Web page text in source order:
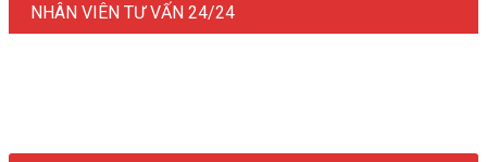
NHÂN VIÊN TƯ VẤN 24/24